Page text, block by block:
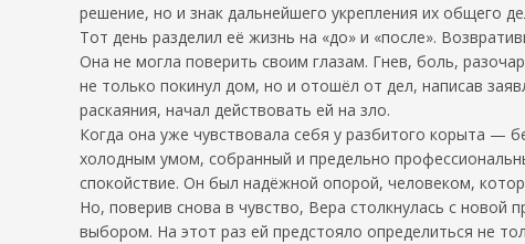
решение, но и знак дальнейшего укрепления их общего
Тот день разделил её жизнь на «до» и «после».
Она не могла поверить своим глазам. Гнев, боль,
не только покинул дом, но и отошёл от дел, написав
раскаяния, начал действовать ей на зло.
Когда она уже чувствовала себя у разбитого корыта —
холодным умом, собранный и предельно
спокойствие. Он был надёжной опорой, человеком,
Но, поверив снова в чувство, Вера столкнулась с новой
выбором. На этот раз ей предстояло определиться не